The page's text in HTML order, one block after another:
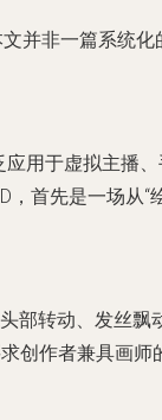
并非一篇系统
用于虚拟主播、
首先是一场从“
转动、发丝飘
作者兼具画师